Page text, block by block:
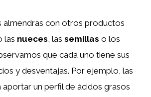
almendras con otros productos
las nueces, las semillas o los
que cada uno tiene sus
y desventajas. Por ejemplo, las
aportar un perfil de ácidos grasos